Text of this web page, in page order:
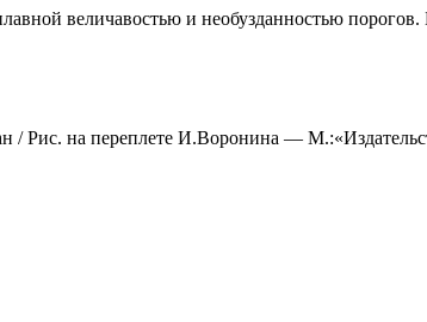
величавостью и необузданностью порогов.
/ Рис. на переплете И.Воронина —